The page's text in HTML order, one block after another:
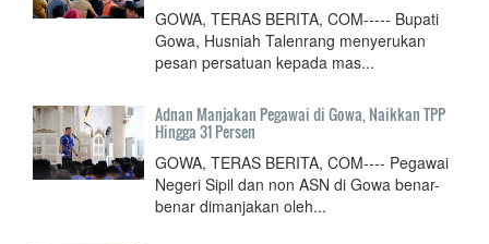
GOWA, TERAS BERITA, COM----- Bupati
Gowa, Husniah Talenrang menyerukan
pesan persatuan kepada mas...
Adnan Manjakan Pegawai di Gowa, Naikkan TPP
Hingga 31 Persen
GOWA, TERAS BERITA, COM---- Pegawai
Negeri Sipil dan non ASN di Gowa benar-
benar dimanjakan oleh...